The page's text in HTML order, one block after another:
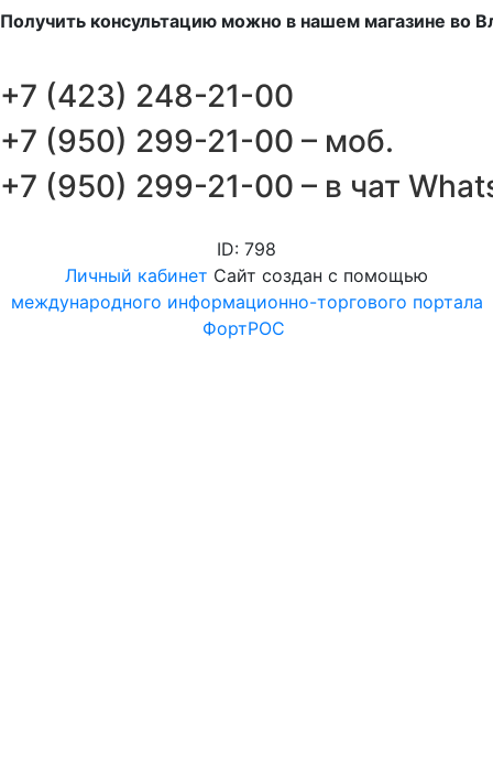
Получить консультацию можно в нашем магазине во
+7 (423) 248-21-00
+7 (950) 299-21-00 – моб.
+7 (950) 299-21-00 – в чат
ID: 798
Личный кабинет Сайт создан с помощью
международного информационно-торгового портала
ФортРОС